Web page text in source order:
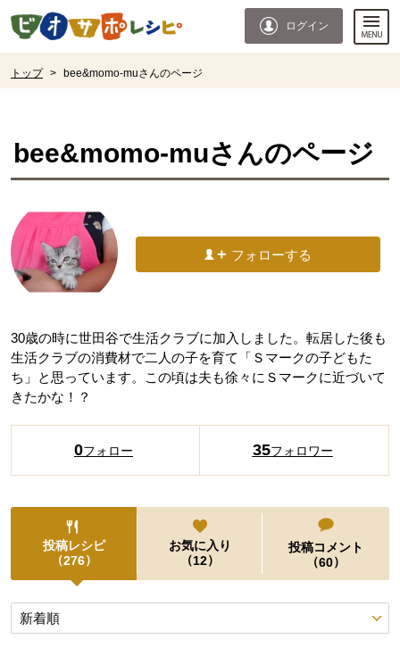
ページの先頭です。
ログイン
トップ > bee&momo-muさんのページ
bee&momo-muさんのページ
フォローする
30歳の時に世田谷で生活クラブに加入しました。転居した後も
生活クラブの消費材で二人の子を育て「Ｓマークの子どもた
ち」と思っています。この頃は夫も徐々にＳマークに近づいて
きたかな！？
0フォロー 35フォロワー
投稿レシピ
（276）
お気に入り
（12）
投稿コメント
（60）
投稿レシピ